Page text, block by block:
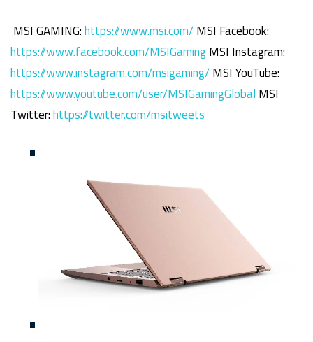
MSI GAMING:https://www.msi.com/MSI Facebook:
https://www.facebook.com/MSIGamingMSI Instagram:
https://www.instagram.com/msigaming/MSI YouTube:
https://www.youtube.com/user/MSIGamingGlobal MSI
Twitter:https://twitter.com/msitweets